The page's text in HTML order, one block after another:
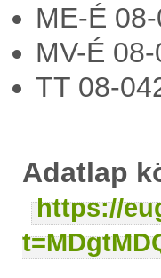
ME-É
MV-É
TT 08-
Adatlap
https://